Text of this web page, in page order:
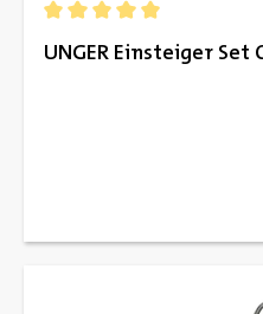
UNGER Einsteiger Set